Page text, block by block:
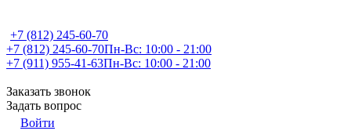
+7 (812) 245-60-70
+7 (812) 245-60-70Пн-Вс: 10:00 - 21:00
+7 (911) 955-41-63Пн-Вс: 10:00 - 21:00
Заказать звонок
Задать вопрос
Войти